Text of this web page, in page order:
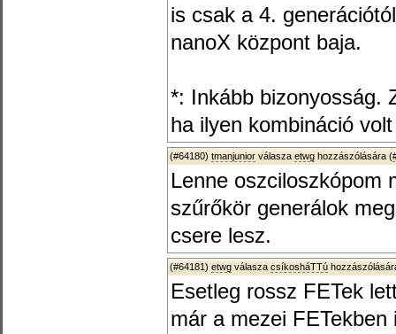
is csak a 4.
nanoX központ baja.
*: Inkább bizonyosság.
ha ilyen kombináció
(#64180) tmanjunior válasza etwg hozzászólására (
Lenne oszciloszkópom
szűrőkör generálok
csere lesz.
(#64181) etwg válasza csíkosháTTú
Esetleg rossz FETek
már a mezei